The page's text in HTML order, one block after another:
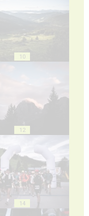
10
12
14